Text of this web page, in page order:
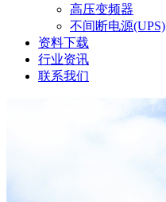
高压变频器
不间断电源(UPS)
资料下载
行业资讯
联系我们